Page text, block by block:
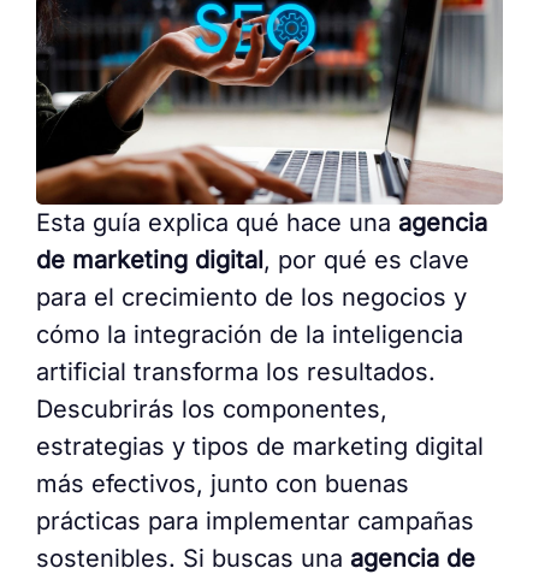
Esta guía explica qué hace una agencia
de marketing digital, por qué es clave
para el crecimiento de los negocios y
cómo la integración de la inteligencia
artificial transforma los resultados.
Descubrirás los componentes,
estrategias y tipos de marketing digital
más efectivos, junto con buenas
prácticas para implementar campañas
sostenibles. Si buscas una agencia de